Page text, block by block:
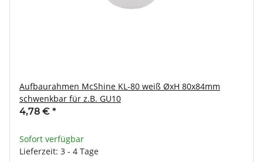
Aufbaurahmen McShine KL-80 weiß ØxH 80x84mm
schwenkbar für z.B. GU10
4,78 € *
Sofort verfügbar
Lieferzeit: 3 - 4 Tage